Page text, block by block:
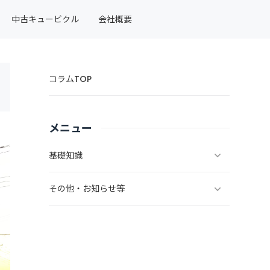
中古キュービクル 会社概要
コラムTOP
メニュー
基礎知識
その他・お知らせ等